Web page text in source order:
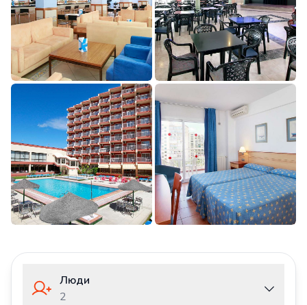
Люди
2